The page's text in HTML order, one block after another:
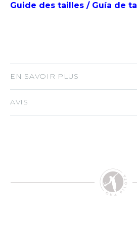
Guide des tailles / Guía de
EN SAVOIR PLUS
AVIS